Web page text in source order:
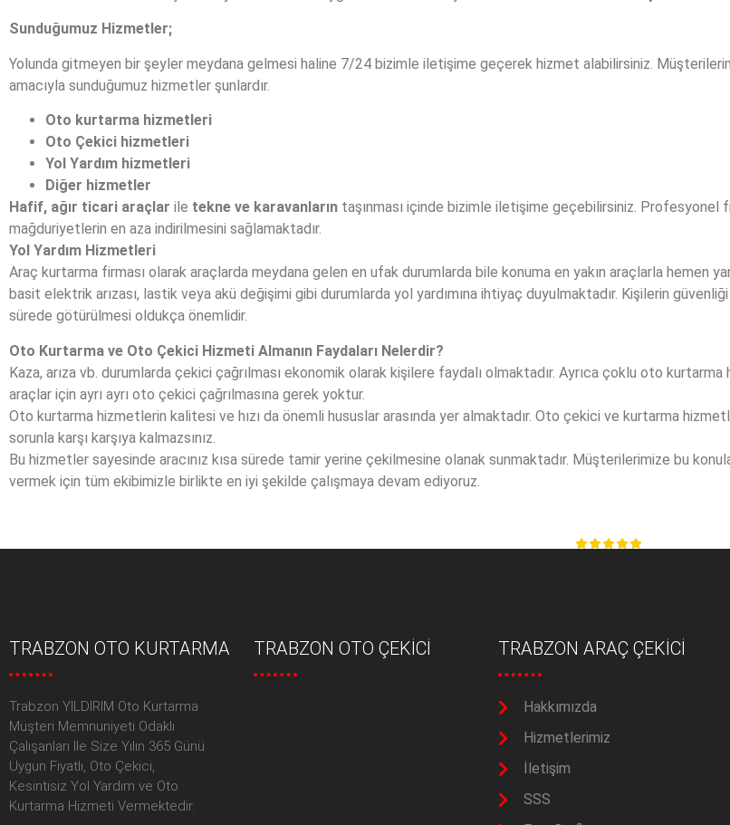
Sunduğumuz Hizmetler;
Yolunda gitmeyen bir şeyler meydana gelmesi haline 7/24 bizimle iletişime geçerek hizmet alabilirsiniz.
amacıyla sunduğumuz hizmetler şunlardır.
Oto kurtarma hizmetleri
Oto Çekici hizmetleri
Yol Yardım hizmetleri
Diğer hizmetler
Hafif, ağır ticari araçlar ile tekne ve karavanların taşınması içinde bizimle iletişime geçebilirsiniz. Profesyonel
mağduriyetlerin en aza indirilmesini sağlamaktadır.
Yol Yardım Hizmetleri
Araç kurtarma firması olarak araçlarda meydana gelen en ufak durumlarda bile konuma en yakın araçlarla hemen
basit elektrik arızası, lastik veya akü değişimi gibi durumlarda yol yardımına ihtiyaç duyulmaktadır. Kişilerin
sürede götürülmesi oldukça önemlidir.
Oto Kurtarma ve Oto Çekici Hizmeti Almanın Faydaları Nelerdir?
Kaza, arıza vb. durumlarda çekici çağrılması ekonomik olarak kişilere faydalı olmaktadır. Ayrıca çoklu oto
araçlar için ayrı ayrı oto çekici çağrılmasına gerek yoktur.
Oto kurtarma hizmetlerin kalitesi ve hızı da önemli hususlar arasında yer almaktadır. Oto çekici ve kurtarma
sorunla karşı karşıya kalmazsınız.
Bu hizmetler sayesinde aracınız kısa sürede tamir yerine çekilmesine olanak sunmaktadır. Müşterilerimize bu
vermek için tüm ekibimizle birlikte en iyi şekilde çalışmaya devam ediyoruz.
TRABZON OTO KURTARMA
Trabzon YILDIRIM Oto Kurtarma
Müşteri Memnuniyeti Odaklı
Çalışanları İle Size Yılın 365 Günü
Uygun Fiyatlı, Oto Çekici,
Kesintisiz Yol Yardım ve Oto
Kurtarma Hizmeti Vermektedir.
TRABZON OTO ÇEKİCİ TRABZON ARAÇ ÇEKİCİ
Hakkımızda
Hizmetlerimiz
İletişim
SSS